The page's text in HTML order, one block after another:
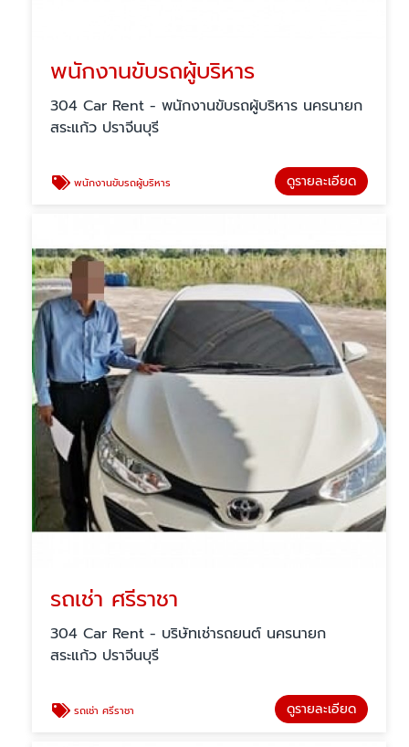
พนักงานขับรถผู้บริหาร
304 Car Rent - พนักงานขับรถผู้บริหาร นครนายก
สระแก้ว ปราจีนบุรี
พนักงานขับรถผู้บริหาร ดูรายละเอียด
รถเช่า ศรีราชา
304 Car Rent - บริษัทเช่ารถยนต์ นครนายก
สระแก้ว ปราจีนบุรี
รถเช่า ศรีราชา ดูรายละเอียด